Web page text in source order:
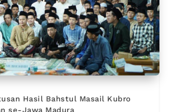
Hasil Bahstul Masail Kubro
se-Jawa Madura